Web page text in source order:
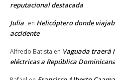
reputacional destacada
Julia en Helicóptero donde
accidente
Alfredo Batista en Vaguada traerá
eléctricas a República